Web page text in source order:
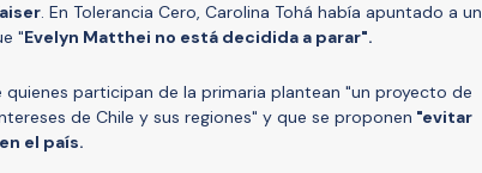
. En Tolerancia Cero, Carolina Tohá había apuntado a un
"Evelyn Matthei no está decidida a parar".
participan de la primaria plantean "un proyecto de
de Chile y sus regiones" y que se proponen "evitar
el país.